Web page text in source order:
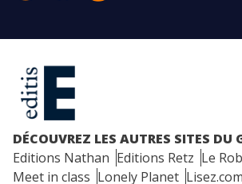
DÉCOUVREZ LES AUTRES SITES DU
Editions Nathan Editions Retz Le
Meet in class Lonely Planet Lisez.com